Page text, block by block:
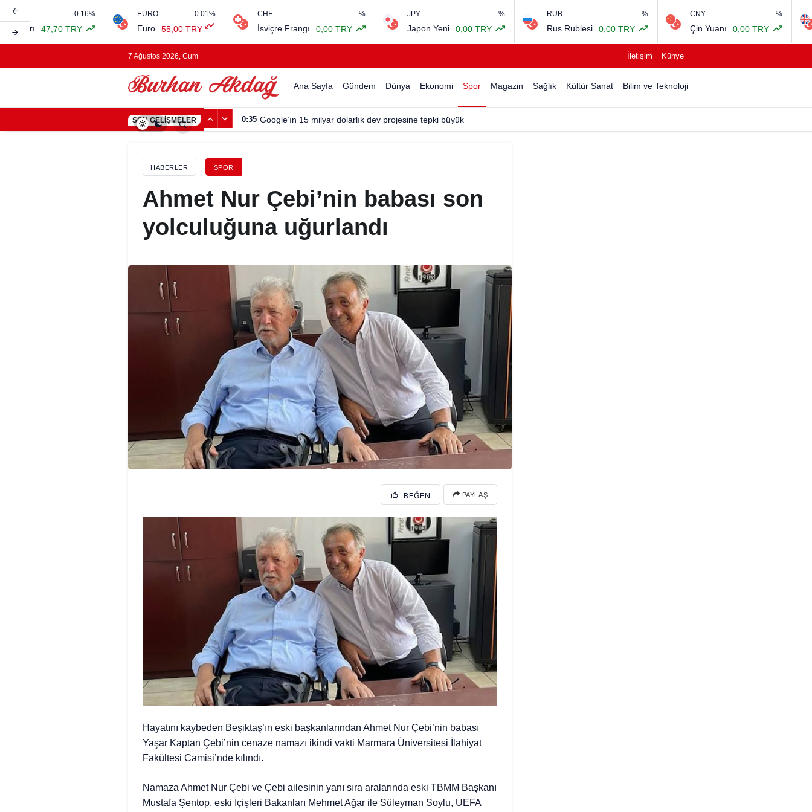
47,70 TRY
EURO
Euro 55,00 TRY
CHF
İsviçre Frangı 0,00 TRY Japon Yeni 0,00 TRY Rus Rublesi 0,00 TRY
CNY
Çin Yuanı 0,00 TRY
GBP
7 Ağustos 2026, Cum İletişim Künye
Ana Sayfa Gündem Dünya Ekonomi Spor Magazin Sağlık Kültür Sanat Bilim ve Teknoloji
SON GELIŞMELER 0:35 Google’ın 15 milyar dolarlık dev projesine tepki büyük
HABERLER SPOR
Ahmet Nur Çebi’nin babası son
yolculuğuna uğurlandı
BEĞEN PAYLAŞ
Hayatını kaybeden Beşiktaş’ın eski başkanlarından Ahmet Nur Çebi’nin babası
Yaşar Kaptan Çebi’nin cenaze namazı ikindi vakti Marmara Üniversitesi İlahiyat
Fakültesi Camisi’nde kılındı.
Namaza Ahmet Nur Çebi ve Çebi ailesinin yanı sıra aralarında eski TBMM Başkanı
Mustafa Şentop, eski İçişleri Bakanları Mehmet Ağar ile Süleyman Soylu, UEFA